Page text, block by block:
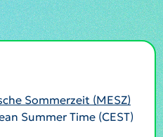
Sommerzeit (MESZ)
Summer Time (CEST)